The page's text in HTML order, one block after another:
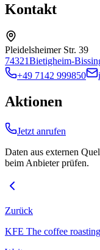
Kontakt
Pleidelsheimer Str. 39
74321Bietigheim-
+49 7142 999850
Aktionen
Jetzt anrufen
Daten aus externen
beim Anbieter prüfen.
Zurück
KFE The coffee